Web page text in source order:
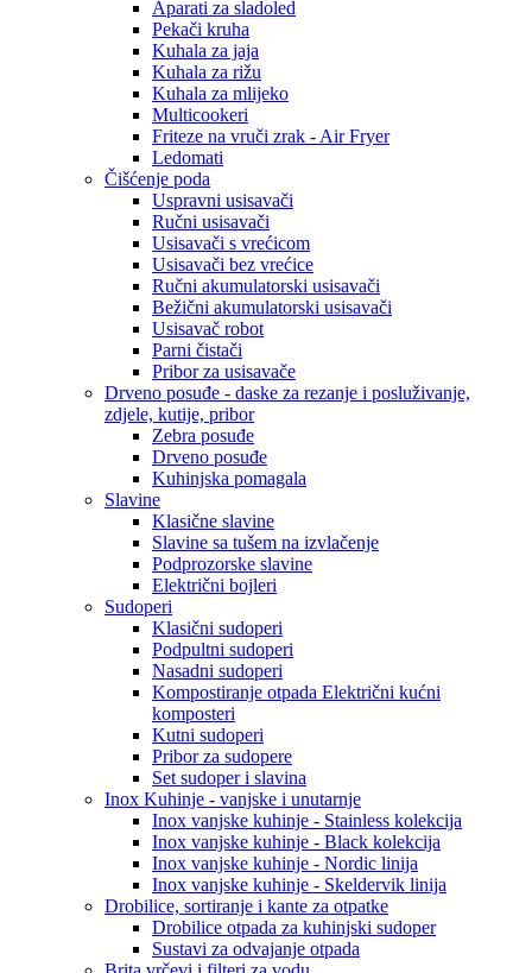
Aparati za sladoled
Pekači kruha
Kuhala za jaja
Kuhala za rižu
Kuhala za mlijeko
Multicookeri
Friteze na vruči zrak - Air Fryer
Ledomati
Čišćenje poda
Uspravni usisavači
Ručni usisavači
Usisavači s vrećicom
Usisavači bez vrećice
Ručni akumulatorski usisavači
Bežični akumulatorski usisavači
Usisavač robot
Parni čistači
Pribor za usisavače
Drveno posuđe - daske za rezanje i posluživanje,
zdjele, kutije, pribor
Zebra posuđe
Drveno posuđe
Kuhinjska pomagala
Slavine
Klasične slavine
Slavine sa tušem na izvlačenje
Podprozorske slavine
Električni bojleri
Sudoperi
Klasični sudoperi
Podpultni sudoperi
Nasadni sudoperi
Kompostiranje otpada Električni kućni
komposteri
Kutni sudoperi
Pribor za sudopere
Set sudoper i slavina
Inox Kuhinje - vanjske i unutarnje
Inox vanjske kuhinje - Stainless kolekcija
Inox vanjske kuhinje - Black kolekcija
Inox vanjske kuhinje - Nordic linija
Inox vanjske kuhinje - Skeldervik linija
Drobilice, sortiranje i kante za otpatke
Drobilice otpada za kuhinjski sudoper
Sustavi za odvajanje otpada